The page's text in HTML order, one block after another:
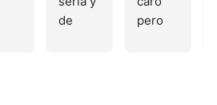
de
pero